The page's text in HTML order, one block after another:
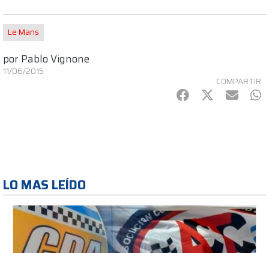
Le Mans
por Pablo Vignone
11/06/2015
COMPARTIR
Facebook
Twitter
mail
LO MAS LEÍDO